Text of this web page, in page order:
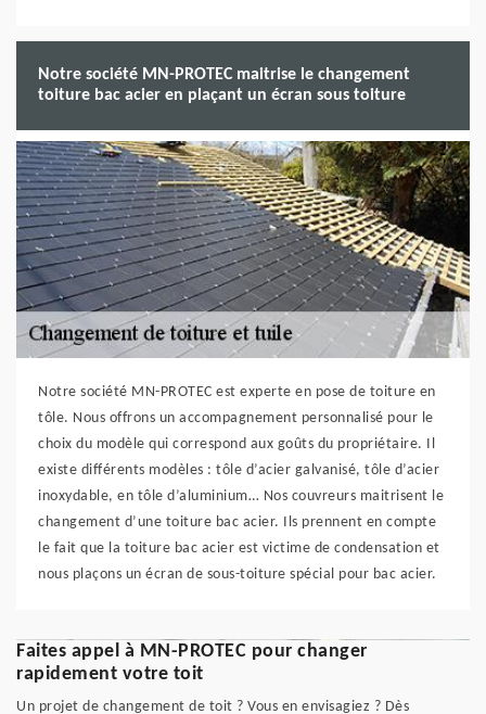
Notre société MN-PROTEC maitrise le changement
toiture bac acier en plaçant un écran sous toiture
Notre société MN-PROTEC est experte en pose de toiture en
tôle. Nous offrons un accompagnement personnalisé pour le
choix du modèle qui correspond aux goûts du propriétaire. Il
existe différents modèles : tôle d’acier galvanisé, tôle d’acier
inoxydable, en tôle d’aluminium… Nos couvreurs maitrisent le
changement d’une toiture bac acier. Ils prennent en compte
le fait que la toiture bac acier est victime de condensation et
nous plaçons un écran de sous-toiture spécial pour bac acier.
Faites appel à MN-PROTEC pour changer
rapidement votre toit
Un projet de changement de toit ? Vous en envisagiez ? Dès